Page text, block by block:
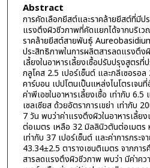
Abstract
การคัดเลือกยีสต์และราคล้ายยีสต์ที่มีป
แรงตึงผิวชีวภาพที่คัดแยกได้จากบริเว
ราคล้ายยีสต์สายพันธุ์
ประสิทธิภาพในการผลิตสารลดแรงตึง
เลี้ยงในอาหารเลี้ยงเชื้อปรับปรุงสูตรที่
กลูโคส 2.5 เปอร์เซ็นต์ และกลีเซอรอ
คาร์บอน เปปโตนเป็นแหล่งไนโตรเจน
ค่าพีเอชในอาหารเลี้ยงเชื้อ เท่ากับ
เซลเซียส ด้วยอัตราการเขย่า เท่ากับ
7 วัน พบว่าค่าแรงตึงผิวในอาหารเลี้ย
ต่อเมตร เหลือ 32 มิลลินิวตันต่อเมตร
เท่ากับ 37 เปอร์เซ็นต์ และค่าการกระ
43.34±2.5 ตารางเซนติเมตร จากก
สารลดแรงตึงผิวชีวภาพ พบว่า มีค่าคว